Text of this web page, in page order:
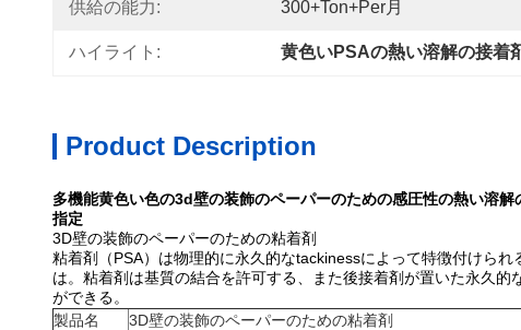
供給の能力: 300+Ton+per月
ハイライト: 黄色いPSAの熱い溶解の接着
Product Description
多機能黄色い色の3d壁の装飾のペーパーのための感圧性の熱い溶解
指定
3D壁の装飾のペーパーのための粘着剤
粘着剤（PSA）は物理的に永久的なtackinessによって特徴付けら
は。粘着剤は基質の結合を許可する、また後接着剤が置いた永久
ができる。
製品名
3D壁の装飾のペーパーのための粘着剤